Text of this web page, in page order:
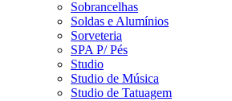
Sobrancelhas
Soldas e Alumínios
Sorveteria
SPA P/ Pés
Studio
Studio de Música
Studio de Tatuagem